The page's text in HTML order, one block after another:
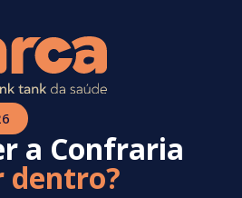
a Confraria
dentro?